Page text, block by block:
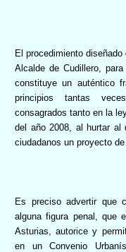
El procedimiento
Alcalde de Cudillero,
constituye un auténtico
principios tantas
consagrados tanto en la
del año 2008, al hurtar al
ciudadanos un proyecto
Es preciso advertir que
alguna figura penal, que
Asturias, autorice y
en un Convenio